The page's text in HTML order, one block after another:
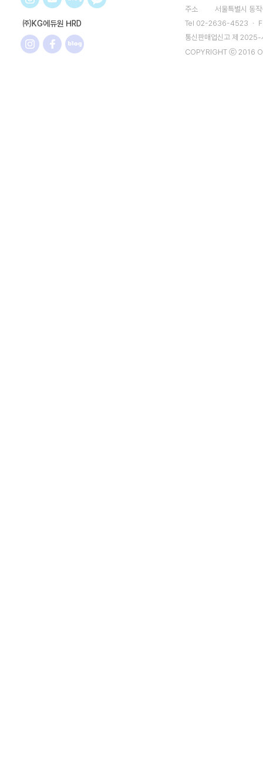
㈜KG에듀원 HRD
주소
서울특별시 동
Tel 02-2636-4523 ㆍ
통신판매업신고 제
COPYRIGHT ⓒ 2016